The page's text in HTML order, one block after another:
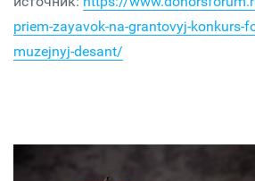
priem-zayavok-na-grantovyj-konkurs-
muzejnyj-desant/